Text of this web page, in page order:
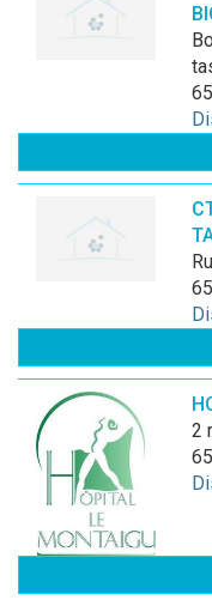
boulevard de lattre de